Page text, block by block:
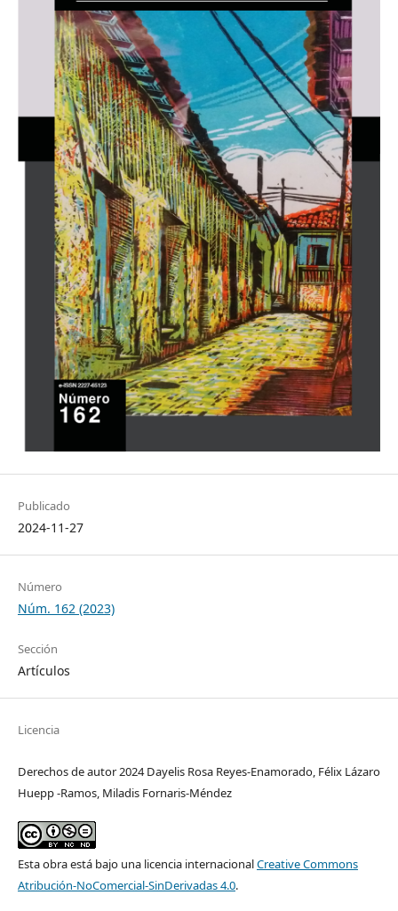
Publicado
2024-11-27
Número
Núm. 162 (2023)
Sección
Artículos
Licencia
Derechos de autor 2024 Dayelis Rosa Reyes-Enamorado, Félix Lázaro
Huepp -Ramos, Miladis Fornaris-Méndez
Esta obra está bajo una licencia internacionalCreative Commons
Atribución-NoComercial-SinDerivadas 4.0.